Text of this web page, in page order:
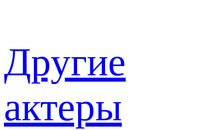
Другие
актеры